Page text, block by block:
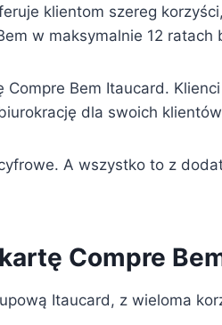
klientom szereg
w maksymalnie 12 ratach
Bem Itaucard.
dla swoich
A wszystko to z
Compre
Itaucard, z wieloma